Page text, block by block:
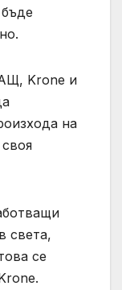
Krone и
на
света,
се